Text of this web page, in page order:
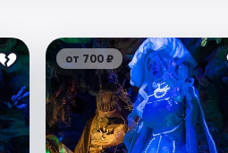
от 700 ₽